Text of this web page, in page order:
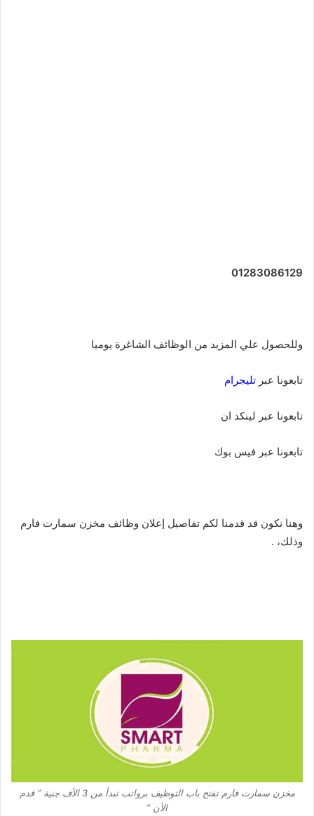
01283086129
وللحصول علي المزيد من الوظائف الشاغرة يوميا
تابعونا عبر تليجرام
تابعونا عبر لينكد ان
تابعونا عبر فيس بوك
وهنا نكون قد قدمنا لكم تفاصيل إعلان وظائف مخزن سمارت فارم
وذلك، .
مخزن سمارت فارم تفتح باب التوظيف برواتب تبدأ من 3 الأف جنية ” قدم
الأن ”